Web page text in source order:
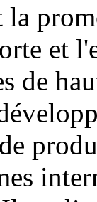
et
de